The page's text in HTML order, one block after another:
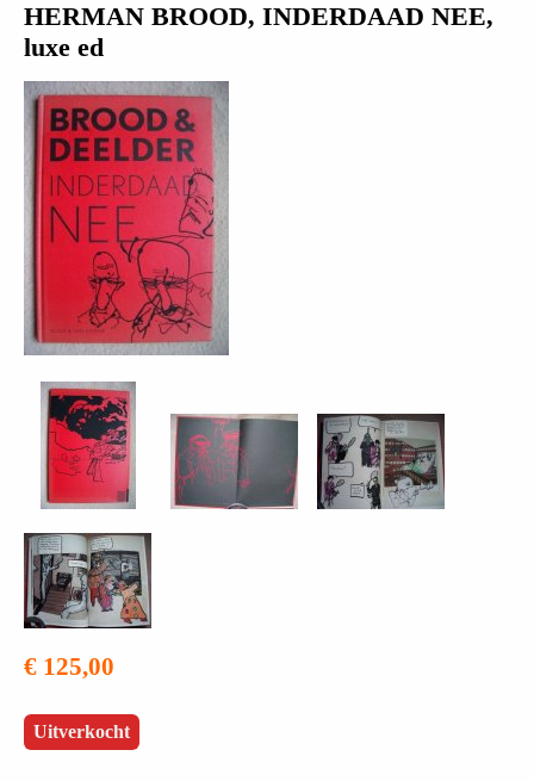
HERMAN BROOD, INDERDAAD NEE,
luxe ed
€ 125,00
Uitverkocht